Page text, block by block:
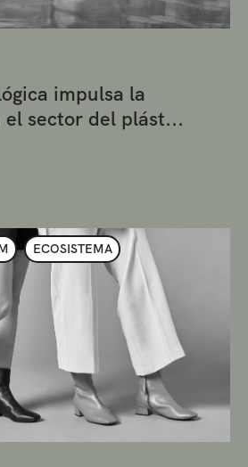
impulsa la
sector del plást...
ECOSISTEMA